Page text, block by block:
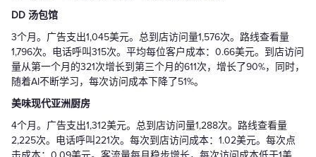
DD 汤包馆
3个月。广告支出1,045美元。总到店访问量1,576次。路线查看量
1,796次。电话呼叫315次。平均每位客户成本：0.66美元。到店访问
量从第一个月的321次增长到第三个月的611次，增长了90%，同时，
随着AI不断学习，每次访问成本下降了51%。
美味现代亚洲厨房
4个月。广告支出1,312美元。总到店访问量1,288次。路线查看量
2,225次。电话呼叫221次。每次到店访问成本：1.02美元。每次点